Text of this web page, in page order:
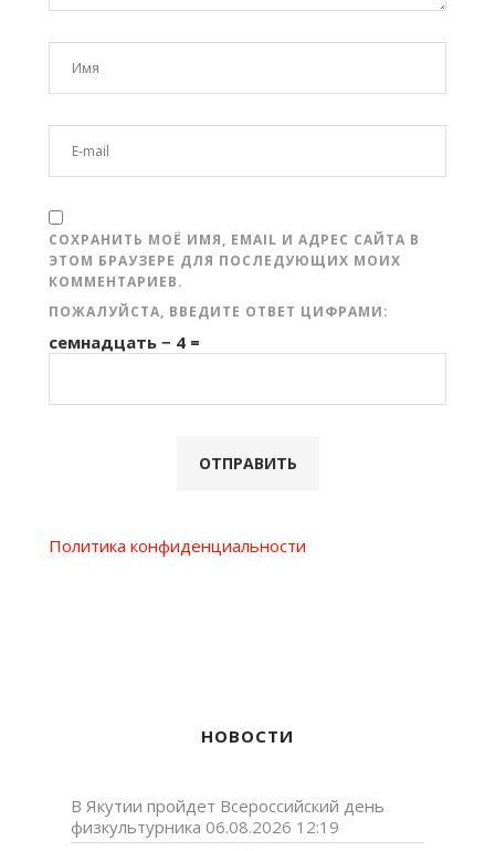
СОХРАНИТЬ МОЁ ИМЯ, EMAIL И АДРЕС САЙТА В
ЭТОМ БРАУЗЕРЕ ДЛЯ ПОСЛЕДУЮЩИХ МОИХ
КОММЕНТАРИЕВ.
ПОЖАЛУЙСТА, ВВЕДИТЕ ОТВЕТ ЦИФРАМИ:
семнадцать − 4 =
Политика конфиденциальности
НОВОСТИ
В Якутии пройдет Всероссийский день
физкультурника 06.08.2026 12:19